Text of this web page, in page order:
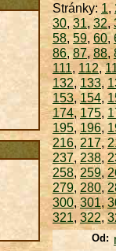
Stránky: 1,
30, 31,32,
58,59,60,
86,87,88,
111, 112,
132,133,
153,154,
174,175,
195,196,
216, 217,
237, 238,
258,259,
279, 280,
300, 301,
321, 322,
Od: